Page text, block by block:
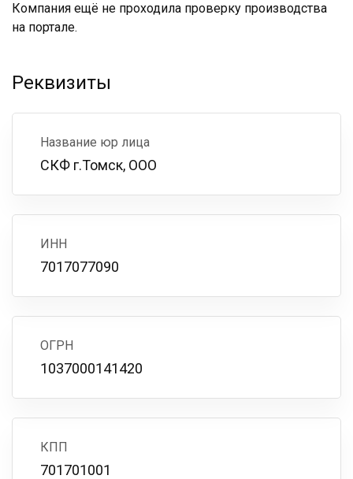
Компания ещё не проходила проверку производства
на портале.
Реквизиты
Название юр лица
СКФ г.Томск, ООО
ИНН
7017077090
ОГРН
1037000141420
КПП
701701001